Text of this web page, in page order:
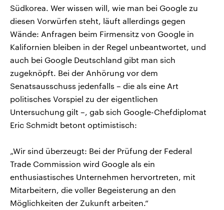
Südkorea. Wer wissen will, wie man bei Google zu
diesen Vorwürfen steht, läuft allerdings gegen
Wände: Anfragen beim Firmensitz von Google in
Kalifornien bleiben in der Regel unbeantwortet, und
auch bei Google Deutschland gibt man sich
zugeknöpft. Bei der Anhörung vor dem
Senatsausschuss jedenfalls – die als eine Art
politisches Vorspiel zu der eigentlichen
Untersuchung gilt –, gab sich Google-Chefdiplomat
Eric Schmidt betont optimistisch:
„Wir sind überzeugt: Bei der Prüfung der Federal
Trade Commission wird Google als ein
enthusiastisches Unternehmen hervortreten, mit
Mitarbeitern, die voller Begeisterung an den
Möglichkeiten der Zukunft arbeiten.“